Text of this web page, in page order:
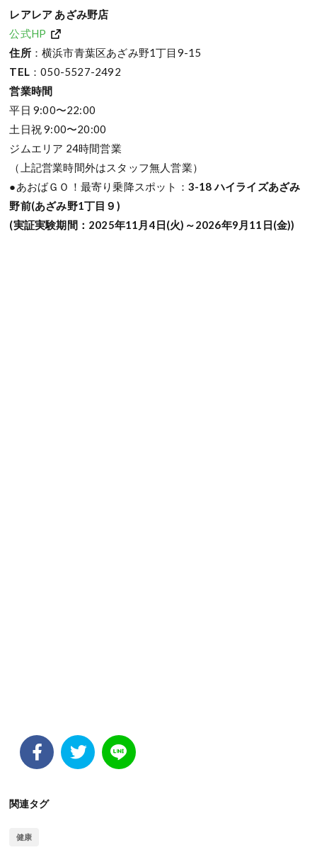
レアレア あざみ野店
公式HP
住所：横浜市青葉区あざみ野1丁目9-15
TEL ：050-5527-2492
営業時間
平日 9:00〜22:00
土日祝 9:00〜20:00
ジムエリア 24時間営業
（上記営業時間外はスタッフ無人営業）
●あおばＧＯ！最寄り乗降スポット： 3-18 ハイライズあざみ
野前(あざみ野1丁目９)
(実証実験期間：2025年11月4日(火)～2026年9月11日(金))
関連タグ
健康